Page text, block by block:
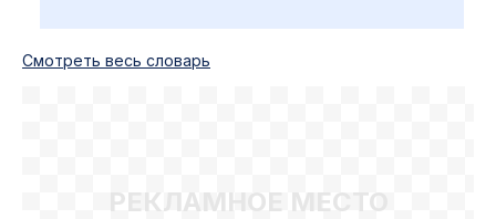
Cмотреть весь словарь
РЕКЛАМНОЕ МЕСТО